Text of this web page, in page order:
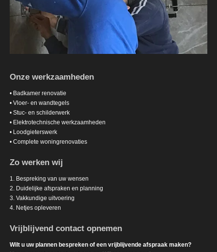
Onze werkzaamheden
• Badkamer renovatie
• Vloer- en wandtegels
• Stuc- en schilderwerk
• Elektrotechnische werkzaamheden
• Loodgieterswerk
• Complete woningrenovaties
Zo werken wij
1. Bespreking van uw wensen
2. Duidelijke afspraken en planning
3. Vakkundige uitvoering
4. Netjes opleveren
Vrijblijvend contact opnemen
Wilt u uw plannen bespreken of een vrijblijvende afspraak maken?